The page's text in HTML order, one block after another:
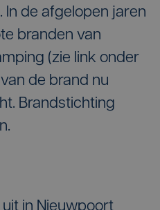
In de afgelopen jaren
branden van
(zie link onder
de brand nu
Brandstichting
in Nieuwpoort